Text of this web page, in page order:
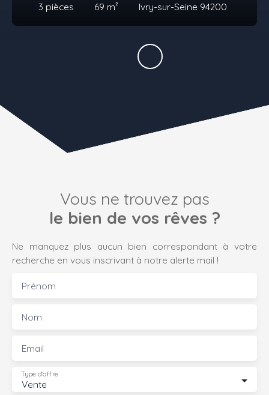
3 pièces 69 m² Ivry-sur-Seine 94200
Vous ne trouvez pas
le bien de vos rêves ?
Ne manquez plus aucun bien correspondant à votre
recherche en vous inscrivant à notre alerte mail !
Prénom
Nom
Email
Vente
Type d'offre